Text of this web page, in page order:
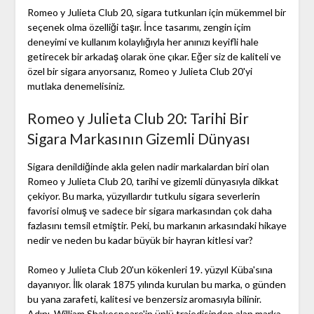
Romeo y Julieta Club 20, sigara tutkunları için mükemmel bir
seçenek olma özelliği taşır. İnce tasarımı, zengin içim
deneyimi ve kullanım kolaylığıyla her anınızı keyifli hale
getirecek bir arkadaş olarak öne çıkar. Eğer siz de kaliteli ve
özel bir sigara arıyorsanız, Romeo y Julieta Club 20'yi
mutlaka denemelisiniz.
Romeo y Julieta Club 20: Tarihi Bir
Sigara Markasının Gizemli Dünyası
Sigara denildiğinde akla gelen nadir markalardan biri olan
Romeo y Julieta Club 20, tarihi ve gizemli dünyasıyla dikkat
çekiyor. Bu marka, yüzyıllardır tutkulu sigara severlerin
favorisi olmuş ve sadece bir sigara markasından çok daha
fazlasını temsil etmiştir. Peki, bu markanın arkasındaki hikaye
nedir ve neden bu kadar büyük bir hayran kitlesi var?
Romeo y Julieta Club 20'un kökenleri 19. yüzyıl Küba'sına
dayanıyor. İlk olarak 1875 yılında kurulan bu marka, o günden
bu yana zarafeti, kalitesi ve benzersiz aromasıyla bilinir.